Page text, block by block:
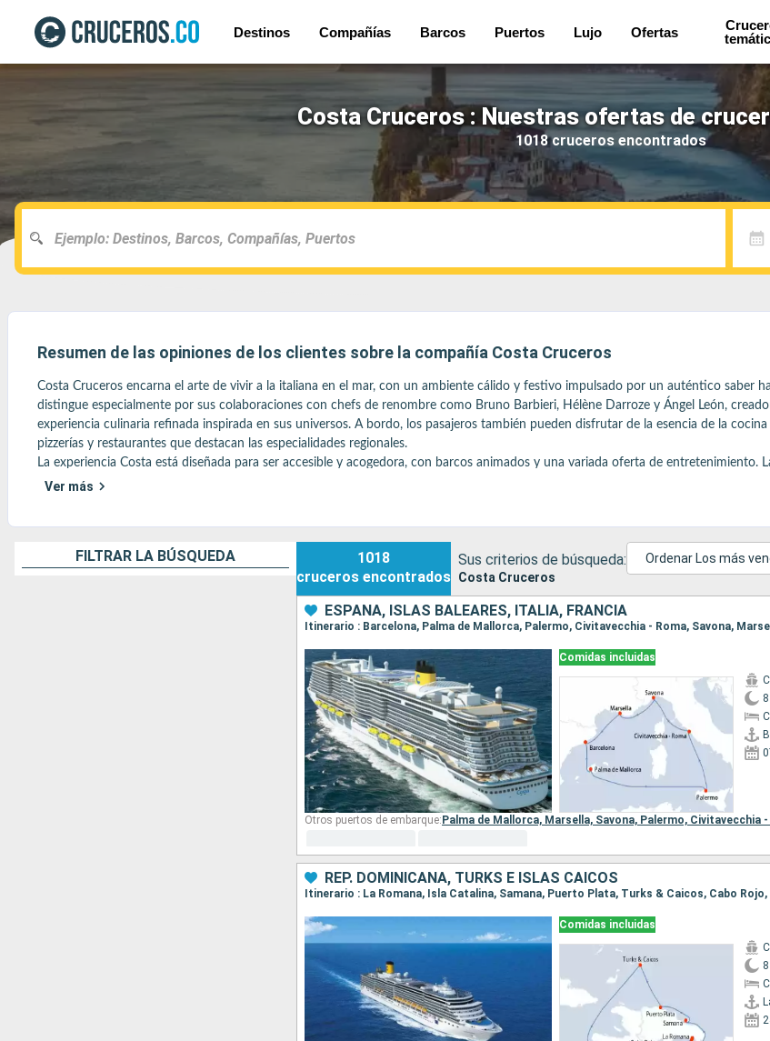
Destinos Compañías Barcos Puertos Lujo Ofertas
Costa Cruceros : Nuestras ofertas de
1018 cruceros encontrados
Resumen de las opiniones de los clientes sobre la compañía Costa Cruceros
Costa Cruceros encarna el arte de vivir a la italiana en el mar, con un ambiente cálido y festivo impulsado por un auténtico saber
distingue especialmente por sus colaboraciones con chefs de renombre como Bruno Barbieri, Hélène Darroze y Ángel León,
experiencia culinaria refinada inspirada en sus universos. A bordo, los pasajeros también pueden disfrutar de la esencia de la
pizzerías y restaurantes que destacan las especialidades regionales.
La experiencia Costa está diseñada para ser accesible y acogedora, con barcos animados y una variada oferta de entretenimiento.
bienvenidas gracias a una colaboración con Chicco, que ofrece espacios y actividades adaptados a los más pequeños, así como
Una experiencia generosa y soleada, fiel a la dolce vita italiana, perfecta para unas vacaciones en el mar en un ambiente agradable y
Encuentre aquí todos los consejos más populares
Ver más
FILTRAR LA BÚSQUEDA
1018
cruceros encontrados
Sus criterios de búsqueda:
Costa Cruceros
Ordenar Los más
ESPAÑA, ISLAS BALEARES, ITALIA, FRANCIA
Itinerario : Barcelona, Palma de Mallorca, Palermo, Civitavecchia - Roma, Savona,
Comidas incluidas
Otros puertos de embarque: Palma de Mallorca, Marsella, Savona, Palermo, Civitavecchia -
REP. DOMINICANA, TURKS E ISLAS CAICOS
Itinerario : La Romana, Isla Catalina, Samana, Puerto Plata, Turks & Caicos, Cabo Rojo,
Comidas incluidas